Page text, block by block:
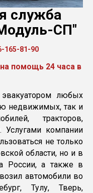
служба
СП"
165-81-90
помощь 24 часа в
любых
недвижимых, так и
тракторов,
Услугами компании
не только
области, но и в
России, а также в
автомобили во
Тулу, Тверь,